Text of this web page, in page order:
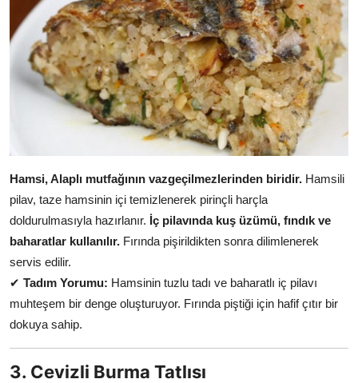
Hamsi, Alaplı mutfağının vazgeçilmezlerinden biridir. Hamsili
pilav, taze hamsinin içi temizlenerek pirinçli harçla
doldurulmasıyla hazırlanır. İç pilavında kuş üzümü, fındık ve
baharatlar kullanılır. Fırında pişirildikten sonra dilimlenerek
servis edilir.
✔ Tadım Yorumu: Hamsinin tuzlu tadı ve baharatlı iç pilavı
muhteşem bir denge oluşturuyor. Fırında piştiği için hafif çıtır bir
dokuya sahip.
3. Cevizli Burma Tatlısı